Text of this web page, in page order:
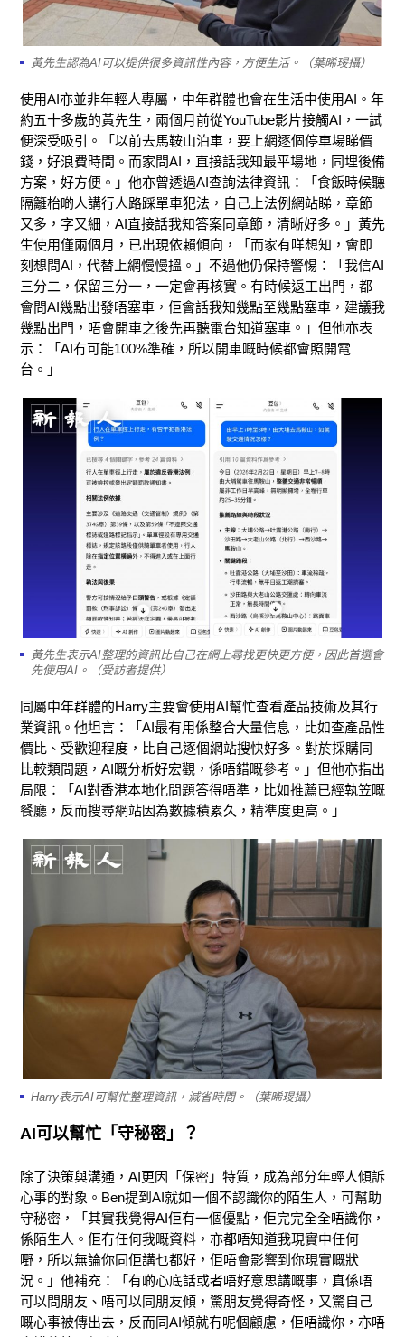
黃先生認為AI可以提供很多資訊性內容，方便生活。（葉晞琝攝）
使用AI亦並非年輕人專屬，中年群體也會在生活中使用AI。年
約五十多歲的黃先生，兩個月前從YouTube影片接觸AI，一試
便深受吸引。「以前去馬鞍山泊車，要上網逐個停車場睇價
錢，好浪費時間。而家問AI，直接話我知最平場地，同埋後備
方案，好方便。」他亦曾透過AI查詢法律資訊：「食飯時候聽
隔籬枱啲人講行人路踩單車犯法，自己上法例網站睇，章節
又多，字又細，AI直接話我知答案同章節，清晰好多。」黃先
生使用僅兩個月，已出現依賴傾向，「而家有咩想知，會即
刻想問AI，代替上網慢慢搵。」不過他仍保持警惕：「我信AI
三分二，保留三分一，一定會再核實。有時候返工出門，都
會問AI幾點出發唔塞車，佢會話我知幾點至幾點塞車，建議我
幾點出門，唔會開車之後先再聽電台知道塞車。」但他亦表
示：「AI冇可能100%準確，所以開車嘅時候都會照開電
台。」
黃先生表示AI整理的資訊比自己在網上尋找更快更方便，因此首選會
先使用AI。（受訪者提供）
同屬中年群體的Harry主要會使用AI幫忙查看產品技術及其行
業資訊。他坦言：「AI最有用係整合大量信息，比如查產品性
價比、受歡迎程度，比自己逐個網站搜快好多。對於採購同
比較類問題，AI嘅分析好宏觀，係唔錯嘅參考。」但他亦指出
局限：「AI對香港本地化問題答得唔準，比如推薦已經執笠嘅
餐廳，反而搜尋網站因為數據積累久，精準度更高。」
Harry表示AI可幫忙整理資訊，減省時間。（葉晞琝攝）
AI可以幫忙「守秘密」？
除了決策與溝通，AI更因「保密」特質，成為部分年輕人傾訴
心事的對象。Ben提到AI就如一個不認識你的陌生人，可幫助
守秘密，「其實我覺得AI佢有一個優點，佢完完全全唔識你，
係陌生人。佢冇任何我嘅資料，亦都唔知道我現實中任何
嘢，所以無論你同佢講乜都好，佢唔會影響到你現實嘅狀
況。」他補充：「有啲心底話或者唔好意思講嘅事，真係唔
可以問朋友、唔可以同朋友傾，驚朋友覺得奇怪，又驚自己
嘅心事被傳出去，反而同AI傾就冇呢個顧慮，佢唔識你，亦唔